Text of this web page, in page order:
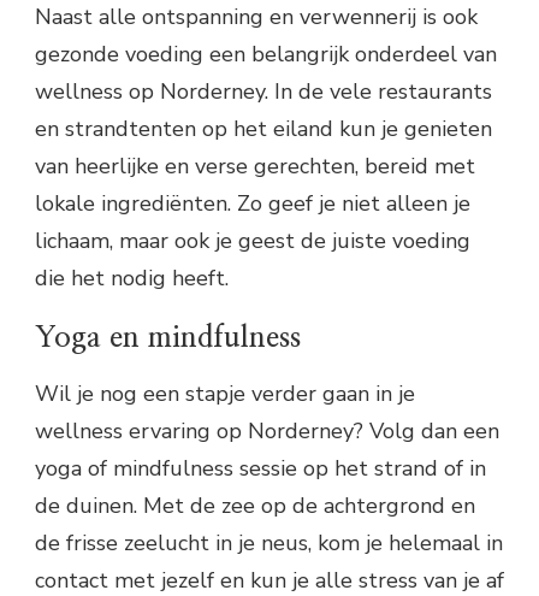
Naast alle ontspanning en verwennerij is ook
gezonde voeding een belangrijk onderdeel van
wellness op Norderney. In de vele restaurants
en strandtenten op het eiland kun je genieten
van heerlijke en verse gerechten, bereid met
lokale ingrediënten. Zo geef je niet alleen je
lichaam, maar ook je geest de juiste voeding
die het nodig heeft.
Yoga en mindfulness
Wil je nog een stapje verder gaan in je
wellness ervaring op Norderney? Volg dan een
yoga of mindfulness sessie op het strand of in
de duinen. Met de zee op de achtergrond en
de frisse zeelucht in je neus, kom je helemaal in
contact met jezelf en kun je alle stress van je af